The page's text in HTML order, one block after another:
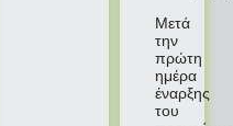
Μετά
την
πρώτη
ημέρα
έναρξης
του